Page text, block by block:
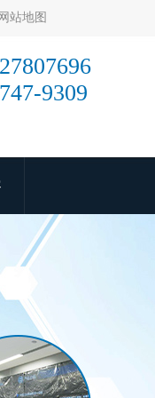
网站地图
9309